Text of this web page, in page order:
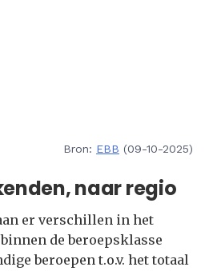
Bron: EBB (09-10-2025)
naar regio
er verschillen in het
de beroepsklasse
beroepen t.o.v. het totaal